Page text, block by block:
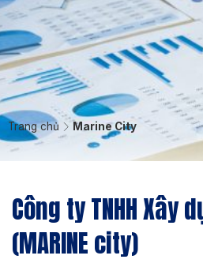
Trang chủ Marine City
Công ty TNHH Xây
(MARINE city)